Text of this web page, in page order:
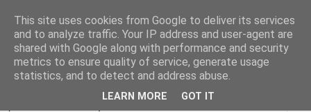
Manus Testwelt, alles
außer langweilig
This site uses cookies from Google to deliver its services
and to analyze traffic. Your IP address and user-agent are
shared with Google along with performance and security
metrics to ensure quality of service, generate usage
statistics, and to detect and address abuse.
LEARN MORE GOT IT